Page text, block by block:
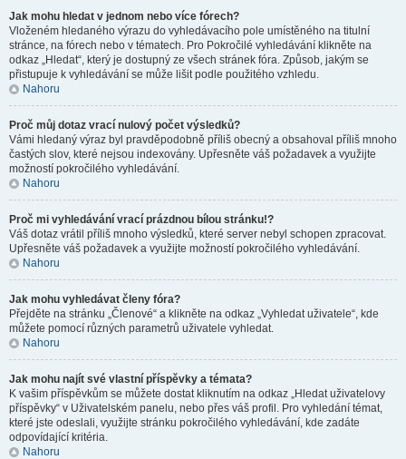
Jak mohu hledat v jednom nebo více fórech?
Vloženém hledaného výrazu do vyhledávacího pole umístěného na titulní
stránce, na fórech nebo v tématech. Pro Pokročilé vyhledávání klikněte na
odkaz „Hledat“, který je dostupný ze všech stránek fóra. Způsob, jakým se
přistupuje k vyhledávání se může lišit podle použitého vzhledu.
Nahoru
Proč můj dotaz vrací nulový počet výsledků?
Vámi hledaný výraz byl pravděpodobně příliš obecný a obsahoval příliš mnoho
častých slov, které nejsou indexovány. Upřesněte váš požadavek a využijte
možností pokročilého vyhledávání.
Nahoru
Proč mi vyhledávání vrací prázdnou bílou stránku!?
Váš dotaz vrátil příliš mnoho výsledků, které server nebyl schopen zpracovat.
Upřesněte váš požadavek a využijte možností pokročilého vyhledávání.
Nahoru
Jak mohu vyhledávat členy fóra?
Přejděte na stránku „Členové“ a klikněte na odkaz „Vyhledat uživatele“, kde
můžete pomocí různých parametrů uživatele vyhledat.
Nahoru
Jak mohu najít své vlastní příspěvky a témata?
K vašim příspěvkům se můžete dostat kliknutím na odkaz „Hledat uživatelovy
příspěvky“ v Uživatelském panelu, nebo přes váš profil. Pro vyhledání témat,
které jste odeslali, využijte stránku pokročilého vyhledávání, kde zadáte
odpovídající kritéria.
Nahoru